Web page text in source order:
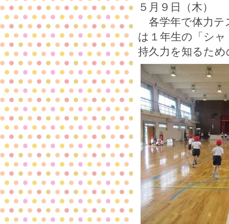
５月９日（木）
各学年で体力テ
は１年生の「シ
持久力を知るた